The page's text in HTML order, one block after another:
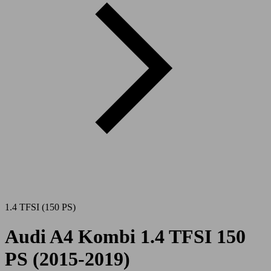
1.4 TFSI (150 PS)
Audi A4 Kombi 1.4 TFSI 150
PS (2015-2019)